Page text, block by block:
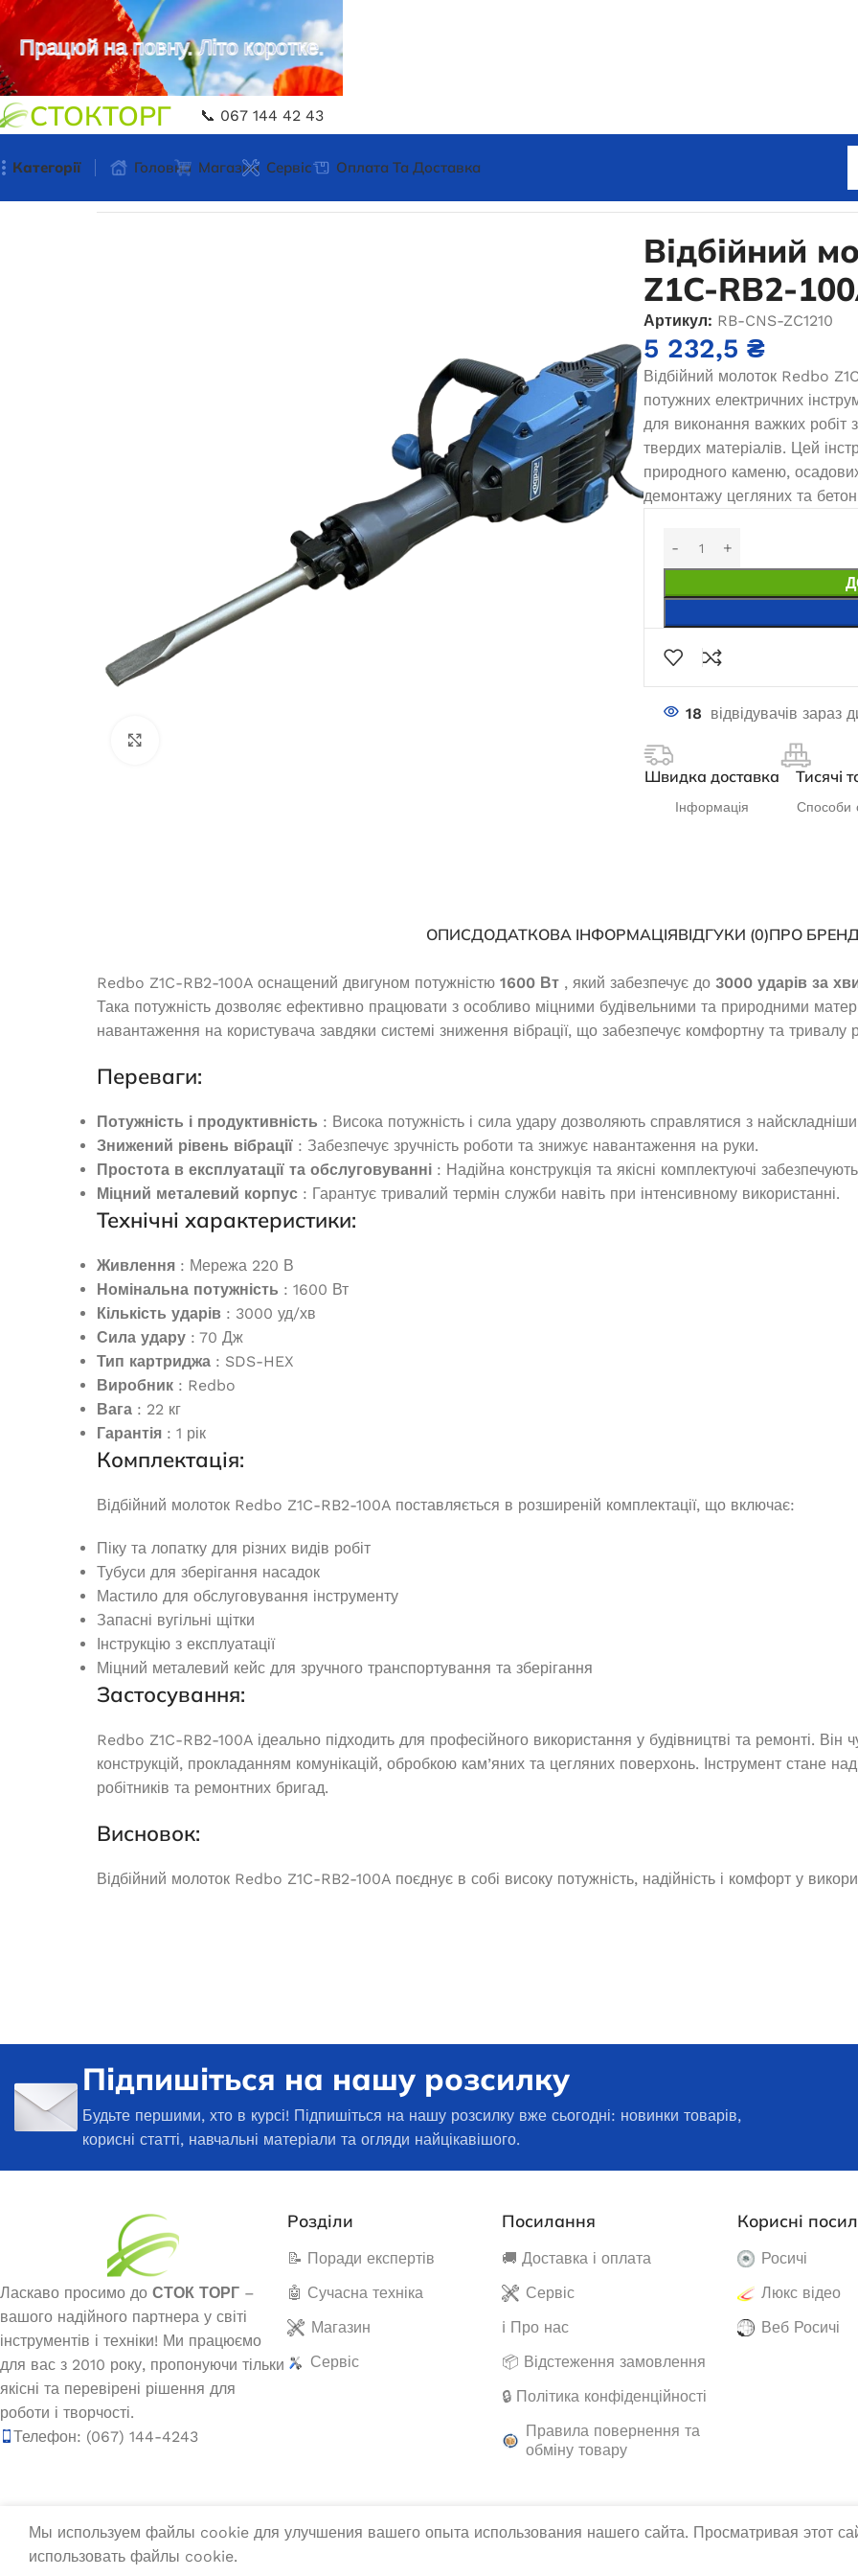
СТОКТОРГ 📞 067 144 42 43
Категорії
Генератор бензиновий 380в
OKAYAMA PT-8500-3
Немає в наявності
23 660,0₴
Дизельний генератор Edon ED-
GT 8500
НОВИНКА
Інверторний генератор Edon PT
5000D
Инвертор аккумуляторный Edon
ED-NB300B, 300 Вт, без
акумулятора, с Bluetooth и
динамиком
(1)
В наявності
ДОДАТИ В КОШИК
Під замовлення
ДОДАТИ В КОШИК
59 150,0₴
Бензиновий генератор EDON PT-
3800D
В наявності
12 740,0
ДОДАТИ В КОШИК
Дизельний генератор Edon ED-
DS 8500
Немає в наявності
40 540,5
ЧИТАТИ ДАЛІ
Генератор дизельний OKAYAMA
ЧИТАТИ ДАЛІ
Головна Магазин Сервіс Оплата Та Доставка
Відбійний
Z1C-RB2-
Артикул: RB-CNS-ZC1210
5 232,5 ₴
Відбійний молоток Redbo
потужних електричних
для виконання важких робіт
твердих матеріалів. Цей
природного каменю,
демонтажу цегляних та
18 відвідувачів зараз
Швидка доставка
Інформація
Тисячі
Способи
ОПИСДОДАТКОВА ІНФОРМАЦІЯВІДГУКИ (0)ПРО
Redbo Z1C-RB2-100A оснащений двигуном потужністю 1600 Вт, який забезпечує до 3000 ударів за
Така потужність дозволяє ефективно працювати з особливо міцними будівельними та природними
навантаження на користувача завдяки системі зниження вібрації, що забезпечує комфортну та тривалу
Переваги:
Потужність і продуктивність : Висока потужність і сила удару дозволяють справлятися з
Знижений рівень вібрації: Забезпечує зручність роботи та знижує навантаження на руки.
Простота в експлуатації та обслуговуванні: Надійна конструкція та якісні комплектуючі
Міцний металевий корпус: Гарантує тривалий термін служби навіть при інтенсивному використанні.
Технічні характеристики:
Живлення: Мережа 220 В
Номінальна потужність : 1600 Вт
Кількість ударів : 3000 уд/хв
Сила удару: 70 Дж
Тип картриджа: SDS-HEX
Виробник: Redbo
Вага: 22 кг
Гарантія: 1 рік
Комплектація:
Відбійний молоток Redbo Z1C-RB2-100A поставляється в розширеній комплектації, що включає:
Піку та лопатку для різних видів робіт
Тубуси для зберігання насадок
Мастило для обслуговування інструменту
Запасні вугільні щітки
Інструкцію з експлуатації
Міцний металевий кейс для зручного транспортування та зберігання
Застосування:
Redbo Z1C-RB2-100A ідеально підходить для професійного використання у будівництві та ремонті.
конструкцій, прокладанням комунікацій, обробкою кам’яних та цегляних поверхонь. Інструмент стане
робітників та ремонтних бригад.
Висновок:
Відбійний молоток Redbo Z1C-RB2-100A поєднує в собі високу потужність, надійність і комфорт у
Підпишіться на нашу розсилку
Будьте першими, хто в курсі! Підпишіться на нашу розсилку вже сьогодні: новинки товарів,
корисні статті, навчальні матеріали та огляди найцікавішого.
Ласкаво просимо до СТОК ТОРГ –
вашого надійного партнера у світі
інструментів і техніки! Ми працюємо
для вас з 2010 року, пропонуючи тільки
якісні та перевірені рішення для
роботи і творчості.
Телефон: (067) 144-4243
Розділи
📝 Поради експертів
🤖 Сучасна техніка
Магазин
Сервіс
Посилання
🚚 Доставка і оплата
Сервіс
ℹ️ Про нас
📦 Відстеження замовлення
🔒 Політика конфіденційності
Правила повернення та
обміну товару
Корисні
Росичі
Люкс відео
Веб Росичі
Працюй на повну. Літо коротке.
Мы используем файлы cookie для улучшения вашего опыта использования нашего сайта. Просматривая этот
использовать файлы cookie.